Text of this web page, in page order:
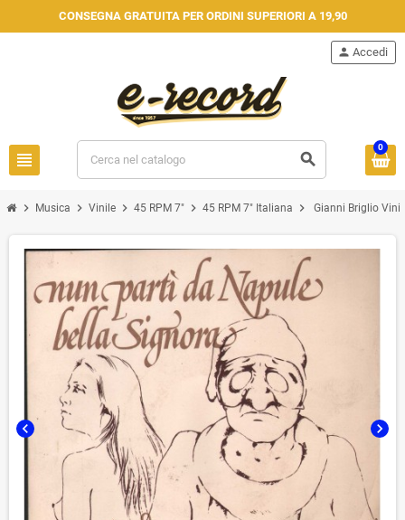
CONSEGNA GRATUITA PER ORDINI SUPERIORI A 19,90
view_headline search
person Accedi
0
chevron_right Musica chevron_right Vinile chevron_right 45 RPM 7" chevron_right 45 RPM 7" Italiana chevron_right Gianni Briglio
chevron_left chevron_right